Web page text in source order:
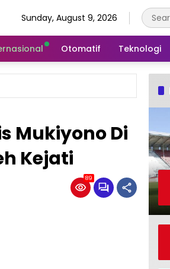
Sunday, August 9, 2026
Otomatif Teknologi
Mukiyono Di
Kejati
89